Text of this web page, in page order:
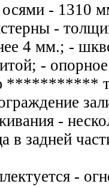
осями - 1310
-
4 мм.; -
-
***********
-
в задней
-